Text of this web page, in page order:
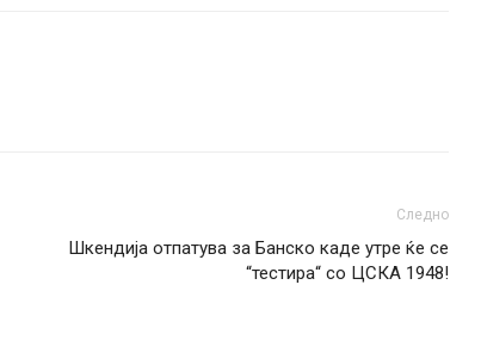
Следно
Шкендија отпатува за Банско каде утре ќе се
“тестира“ со ЦСКА 1948!